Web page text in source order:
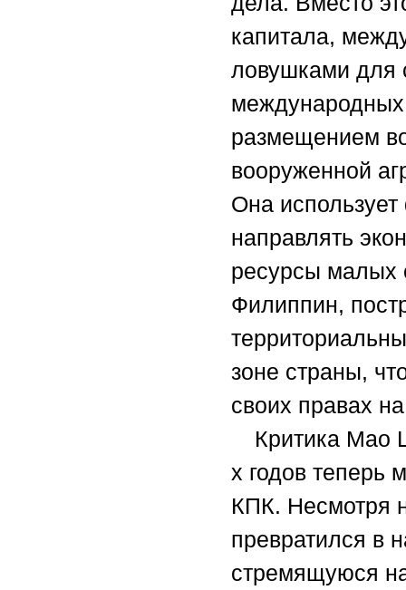
капитала,
ловушками для
размещением
вооруженной
Она
направлять
ресурсы малых
Филиппин,
зоне страны,
своих правах
Критика Мао
х годов теперь
КПК. Несмотря
превратился в
стремящуюся